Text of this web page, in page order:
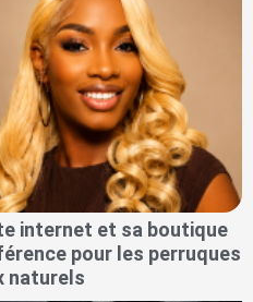
internet et sa boutique
pour les perruques
naturels